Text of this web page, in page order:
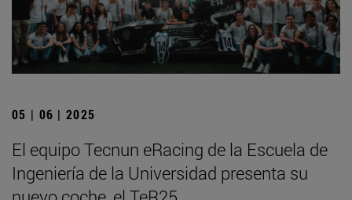
05 | 06 | 2025
El equipo Tecnun eRacing de la Escuela de
Ingeniería de la Universidad presenta su